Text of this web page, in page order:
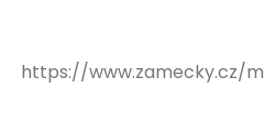
https://www.zamecky.cz/